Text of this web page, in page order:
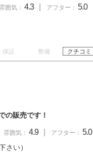
囲気： 4.3 アフター： 5.0
保証 整備 クチコミ
の販売です！
雰囲気： 4.9 アフター： 5.0
さい）